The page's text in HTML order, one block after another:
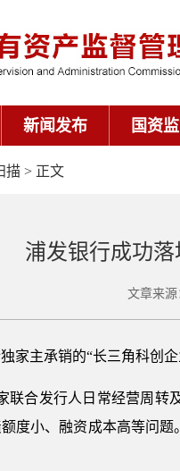
新闻发布 国资
描 > 正文
浦发银行成功
文章来
家主承销的“长三角科创
联合发行人日常经营周转
度小、融资成本高等问